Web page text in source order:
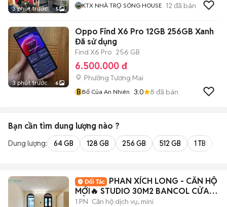
3 phút trước 5 KTX NHÀ TRỌ SÓNG HOUSE 12 đã bán
3 phút trước 6
Oppo Find X6 Pro 12GB 256GB Xanh
Đã sử dụng
Find X6 Pro 256 GB
6.500.000 đ
Phường Tương Mai
BBố Của An Nhiên 3.0 8 đã bán
Bạn cần tìm dung lượng nào ?
Dung lượng: 64 GB 128 GB 256 GB 512 GB 1 TB
PHAN XÍCH LONG - CĂN HỘ
MỚI🔥 STUDIO 30M2 BANCOL CỬA
SỔ - FULL NT 100%
1 PN Căn hộ dịch vụ, mini